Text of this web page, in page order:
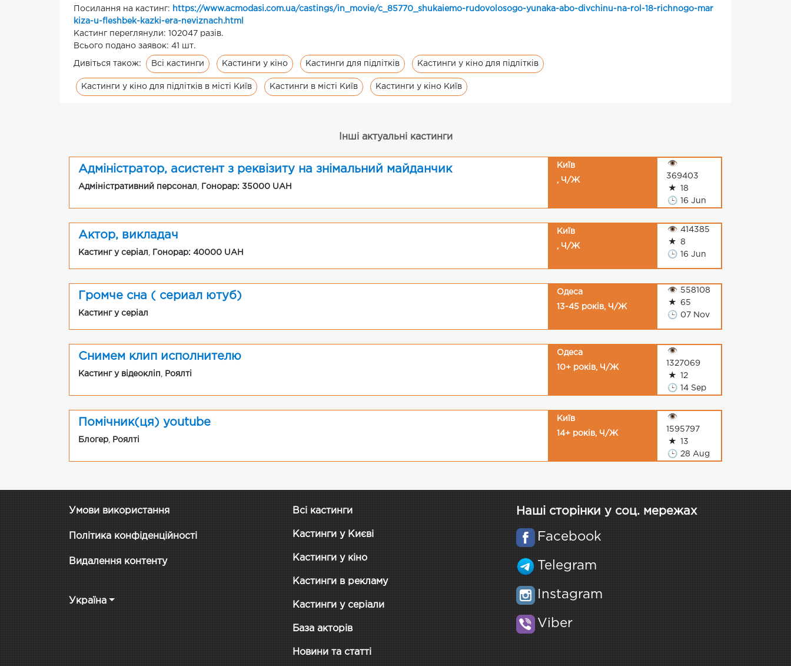
Посилання на кастинг: https://www.acmodasi.com.ua/castings/in_movie/c_85770_shukaiemo-rudovolosogo-yunaka-abo-divchinu-na-rol-18-richnogo-mar
kiza-u-fleshbek-kazki-era-neviznach.html
Кастинг переглянули: 102047 разів.
Всього подано заявок: 41 шт.
Дивіться також: Всі кастинги Кастинги у кіно Кастинги для підлітків Кастинги у кіно для підлітків
Кастинги у кіно для підлітків в місті Київ Кастинги в місті Київ Кастинги у кіно Київ
Інші актуальні кастинги
Адміністратор, асистент з реквізиту на знімальний майданчик
Адміністративний персонал Гонорар: 35000 UAH
Київ
, Ч/Ж
👁
369403
★
18
🕒 16 Jun
Актор, викладач
Кастинг у серіал Гонорар: 40000 UAH
Київ
, Ч/Ж
👁 414385
★
8
🕒 16 Jun
Громче сна ( сериал ютуб)
Кастинг у серіал
Одеса
13-45 років, Ч/Ж
👁 558108
★
65
🕒 07 Nov
Снимем клип исполнителю
Кастинг у відеокліп Роялті
Одеса
10+ років, Ч/Ж
👁
1327069
★
12
🕒 14 Sep
Помічник(ця) youtube
Блогер Роялті
Київ
14+ років, Ч/Ж
👁
1595797
★
13
🕒 28 Aug
Умови використання
Політика конфіденційності
Видалення контенту
Україна
Всі кастинги
Кастинги у Києві
Кастинги у кіно
Кастинги в рекламу
Кастинги у серіали
База акторів
Новини та статті
Наші сторінки у соц. мережах
Facebook
Telegram
Instagram
Viber